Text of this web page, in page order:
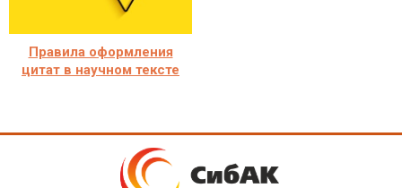
Правила оформления
цитат в научном тексте